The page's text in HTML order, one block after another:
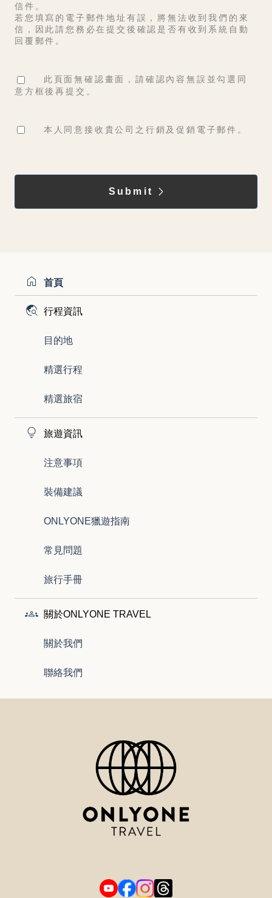
信件。
若您填寫的電子郵件地址有誤，將無法收到我們的來
信，因此請您務必在提交後確認是否有收到系統自動
回覆郵件。
此頁面無確認畫面，請確認內容無誤並勾選同
意方框後再提交。
本人同意接收貴公司之行銷及促銷電子郵件。
首頁
行程資訊
目的地
精選行程
精選旅宿
旅遊資訊
注意事項
裝備建議
ONLYONE獵遊指南
常見問題
旅行手冊
關於ONLYONE TRAVEL
關於我們
聯絡我們